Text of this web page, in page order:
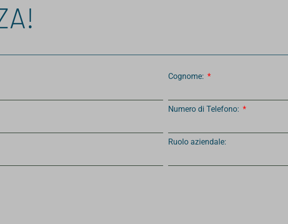
Cognome:
Numero di Telefono:
Ruolo aziendale: